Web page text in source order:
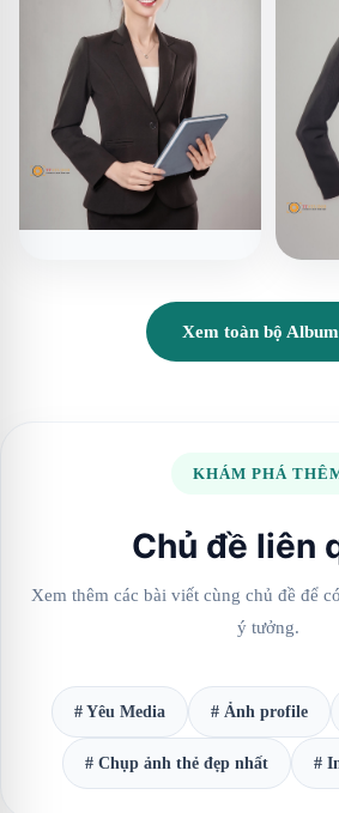
Xem toàn bộ Album
KHÁM PHÁ
Chủ đề liên
Xem thêm các bài viết cùng chủ đề để
ý tưởng.
# Yêu Media # Ảnh profile
# Chụp ảnh thẻ đẹp nhất #